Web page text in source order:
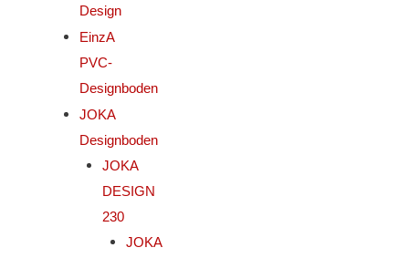
Design
EinzA
PVC-
Designboden
JOKA
Designboden
JOKA
DESIGN
230
JOKA